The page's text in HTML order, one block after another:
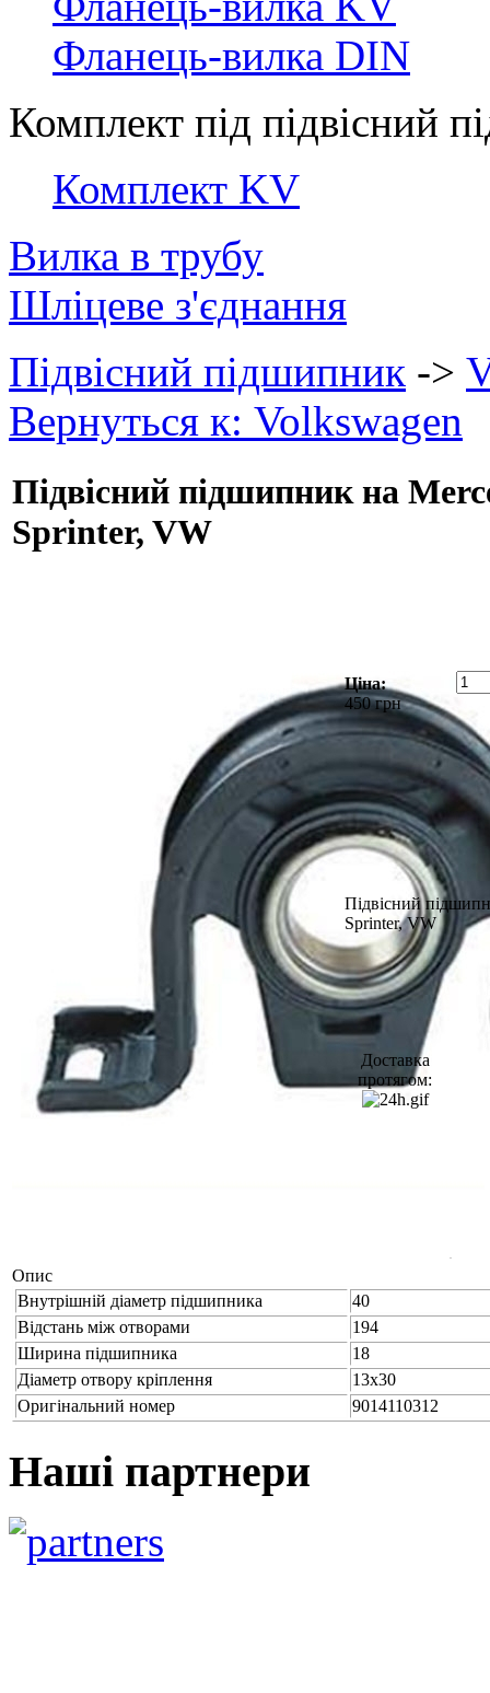
Фланець-вилка DIN
Комплект під підвісний
Комплект KV
Вилка в трубу
Шліцеве з'єднання
Підвісний підшипник ->
Вернуться к: Volkswagen
Підвісний підшипник на
Sprinter, VW
Ціна:
450 грн
Підвісний
Sprinter, VW
Доставка
протягом:
Опис
Внутрішній діаметр підшипника
40
Відстань між отворами
194
Ширина підшипника
18
Діаметр отвору кріплення
13x30
Оригінальний номер
9014110312
Наші партнери